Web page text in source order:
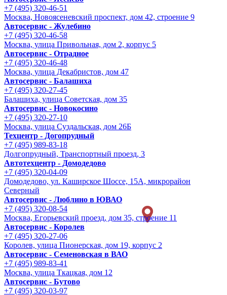
+7 (495) 320-46-51
Москва, Новоясеневский проспект, дом 42, строение 9
Автосервис - Жулебино
+7 (495) 320-46-58
Москва, улица Привольная, дом 2, корпус 5
Автосервис - Отрадное
+7 (495) 320-46-48
Москва, улица Декабристов, дом 47
Автосервис - Балашиха
+7 (495) 320-27-45
Балашиха, улица Советская, дом 35
Автосервис - Новокосино
+7 (495) 320-27-10
Москва, улица Суздальская, дом 26Б
Техцентр - Догопрудный
+7 (495) 989-83-18
Долгопрудный, Транспортный проезд, 3
Автотехцентр - Домодедово
+7 (495) 320-04-09
Домодедово, ул. Каширское Шоссе, 15А, микрорайон
Северный
Автосервис - Люблино в ЮВАО
+7 (495) 320-08-54
Москва, Егорьевский проезд, дом 35, строение 11
Автосервис - Королев
+7 (495) 320-27-06
Королев, улица Пионерская, дом 19, корпус 2
Автосервис - Семеновская в ВАО
+7 (495) 989-83-41
Москва, улица Ткацкая, дом 12
Автосервис - Бутово
+7 (495) 320-03-97